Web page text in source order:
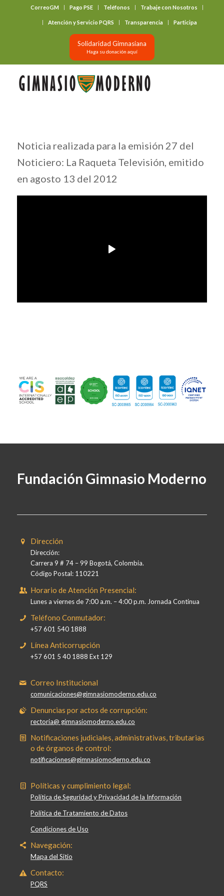
CorreoGM Pago PSE Teléfonos Trabaje con Nosotros
Atención y Servicio PQRS Transparencia Participa
Solidaridad Gimnasiana
Haga su donación aquí
Noticia realizada para la emisión 27 del
Noticiero: La Raqueta Televisión, emitido
en agosto 13 del 2012
Fundación Gimnasio Moderno
Dirección
Dirección:
Carrera 9 # 74 – 99 Bogotá, Colombia.
Código Postal: 110221
Horario de Atención Presencial:
Lunes a viernes de 7:00 a.m. – 4:00 p.m. Jornada Continua
Teléfono Conmutador:
+57 601 540 1888
Línea Anticorrupción
+57 601 5 40 1888 Ext 129
Correo Institucional
comunicaciones@gimnasiomoderno.edu.co
Denuncias por actos de corrupción:
rectoria@ gimnasiomoderno.edu.co
Notificaciones judiciales, administrativas, tributarias
o de órganos de control:
notificaciones@gimnasiomoderno.edu.co
Políticas y cumplimiento legal:
Política de Seguridad y Privacidad de la Información
Política de Tratamiento de Datos
Condiciones de Uso
Navegación:
Mapa del Sitio
Contacto:
PQRS